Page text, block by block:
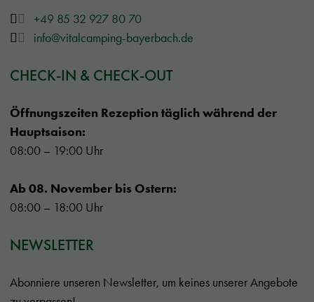
+49 85 32 927 80 70
info@vitalcamping-bayerbach.de
CHECK-IN & CHECK-OUT
Öffnungszeiten Rezeption täglich während der
Hauptsaison:
08:00 – 19:00 Uhr
Ab 08. November bis Ostern:
08:00 – 18:00 Uhr
NEWSLETTER
Abonniere unseren Newsletter, um keines unserer Angebote